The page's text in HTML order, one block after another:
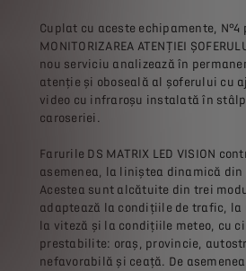
Cuplat cu aceste echipamente, N°4
MONITORIZAREA ATENȚIEI
nou serviciu analizează în
atenție și oboseală al șoferului cu
video cu infraroșu instalată în
caroseriei.
Farurile DS MATRIX LED VISION
asemenea, la liniștea dinamică din
Acestea sunt alcătuite din trei
adaptează la condițiile de trafic, la
la viteză și la condițiile meteo, cu
prestabilite: oraș, provincie,
nefavorabilă și ceață. De